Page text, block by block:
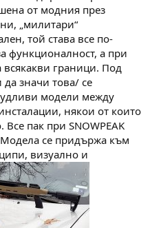
от модния през
„милитари“
той става все по-
функционалност, а при
граници. Под
да значи това/ се
модели между
някои от които
пак при SNOWPEAK
се придържа към
визуално и